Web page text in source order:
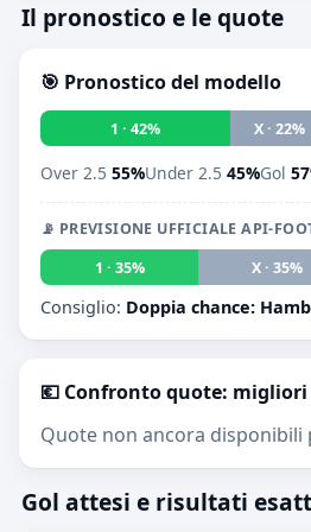
Il pronostico e le quote
🎯 Pronostico del modello
1 · 42% X · 22%
Over 2.5 55%Under 2.5 45%Gol
📡 PREVISIONE UFFICIALE API-
1 · 35%
X · 35%
Consiglio: Doppia chance:
💶 Confronto quote:
Quote non ancora disponibili
Gol attesi e risultati